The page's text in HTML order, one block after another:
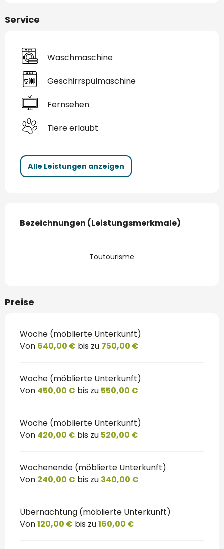
Service
Waschmaschine
Geschirrspülmaschine
Fernsehen
Tiere erlaubt
Alle Leistungen anzeigen
Bezeichnungen (Leistungsmerkmale)
Bezeichnungen (Leistungsmerkmale)
Toutourisme
Preise
Woche (möblierte Unterkunft)
Von 640,00 € bis zu 750,00 €
Woche (möblierte Unterkunft)
Von 450,00 € bis zu 550,00 €
Woche (möblierte Unterkunft)
Von 420,00 € bis zu 520,00 €
Wochenende (möblierte Unterkunft)
Von 240,00 € bis zu 340,00 €
Übernachtung (möblierte Unterkunft)
Von120,00 € bis zu160,00 €